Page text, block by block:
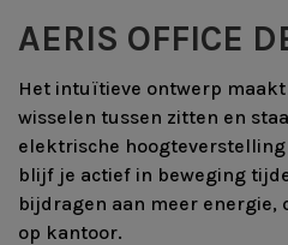
AERIS OFFICE
Het intuïtieve ontwerp
wisselen tussen zitten en
elektrische
blijf je actief in beweging
bijdragen aan meer
op kantoor.